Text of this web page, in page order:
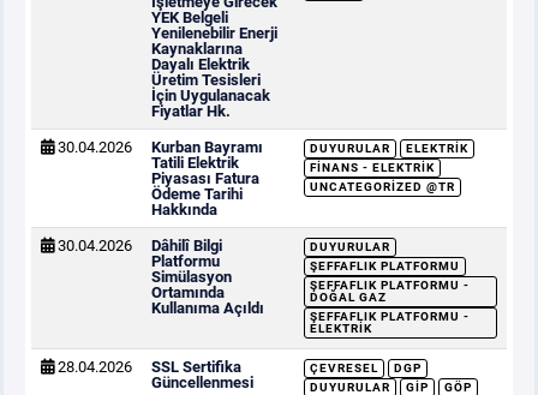
YEK Belgeli
Yenilenebilir Enerji
Kaynaklarına
Dayalı Elektrik
Üretim Tesisleri
İçin Uygulanacak
Fiyatlar Hk.
30.04.2026
Kurban Bayramı
Tatili Elektrik
Piyasası Fatura
Ödeme Tarihi
Hakkında
DUYURULAR
ELEKTRIK
FINANS - ELEKTRIK
UNCATEGORIZED @TR
30.04.2026
Dâhilî Bilgi
Platformu
Simülasyon
Ortamında
Kullanıma Açıldı
DUYURULAR
ŞEFFAFLIK PLATFORMU
ŞEFFAFLIK PLATFORMU -
DOĞAL GAZ
ŞEFFAFLIK PLATFORMU -
ELEKTRIK
28.04.2026
SSL Sertifika
Güncellenmesi
ÇEVRESEL
DGP
DUYURULAR
GİP
GÖP